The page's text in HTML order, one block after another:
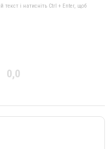
текст і натисніть Ctrl + Enter, щоб
0,0